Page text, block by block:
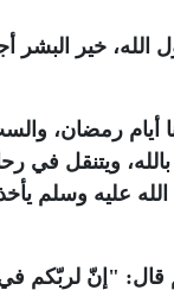
الله، خير
أيام رمضان،
ويتنقل في
عليه وسلم
"إنّ لربّكم في